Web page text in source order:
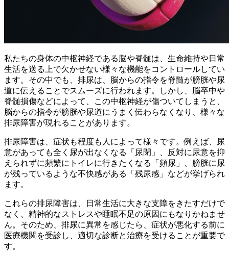
私たちの身体の中枢神経である脳や脊髄は、生命維持や日常
生活を送る上で欠かせない様々な機能をコントロールしてい
ます。その中でも、排尿は、
脳からの指令を脊髄が膀胱や尿
道に伝えることでスムーズに行われます。
しかし、脳卒中や
脊髄損傷などによって、この中枢神経が傷ついてしまうと、
脳からの指令が膀胱や尿道にうまく伝わらなくなり、様々な
排尿障害が現れることがあります。
排尿障害は、症状も程度も人によって様々です。例えば、尿
意があっても全く尿が出なくなる「尿閉」、反対に尿意を抑
えられずに頻繁にトイレに行きたくなる「頻尿」、膀胱に尿
が残っているような不快感がある「残尿感」などが挙げられ
ます。
これらの排尿障害は、日常生活に大きな支障をきたすだけで
なく、 精神的なストレスや睡眠不足の原因 にもなりかねませ
ん。そのため、排尿に異常を感じたら、症状が悪化する前に
医療機関を受診し、適切な診断と治療を受けることが重要で
す。